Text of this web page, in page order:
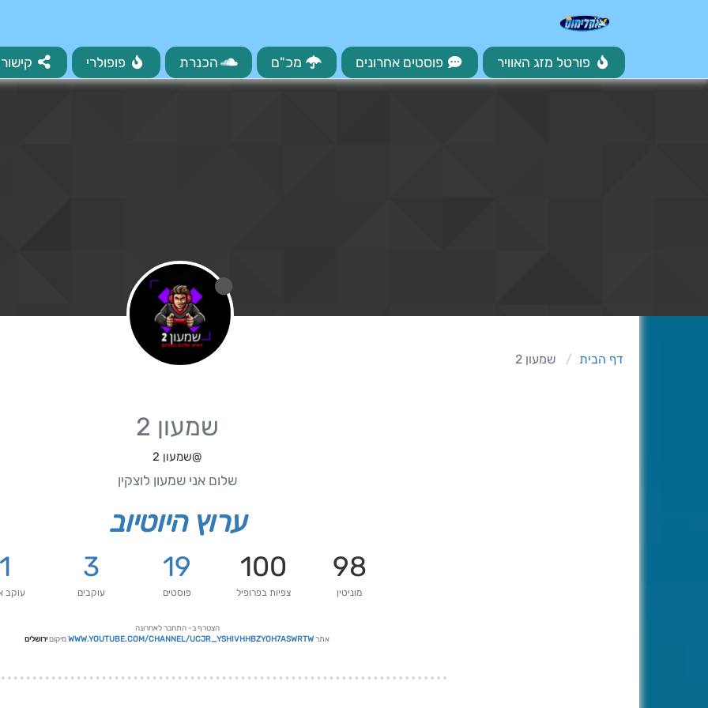
פורטל מזג האוויר פוסטים אחרונים מכ"ם הכנרת פופולרי
דף הבית שמעון 2
שמעון 2
@שמעון 2
שלום אני שמעון לוצקין
ערוץ היוטיוב
98
מוניטין
100
צפיות בפרופיל
19
פוסטים
3
עוקבים עוקב
הצטרף ב- התחבר לאחרונה
אתרWWW.YOUTUBE.COM/CHANNEL/UCJR_YSHIVHHBZYOH7ASWRTWמיקוםירושלים